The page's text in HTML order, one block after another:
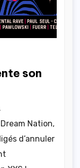
son
Nation,
d’annuler